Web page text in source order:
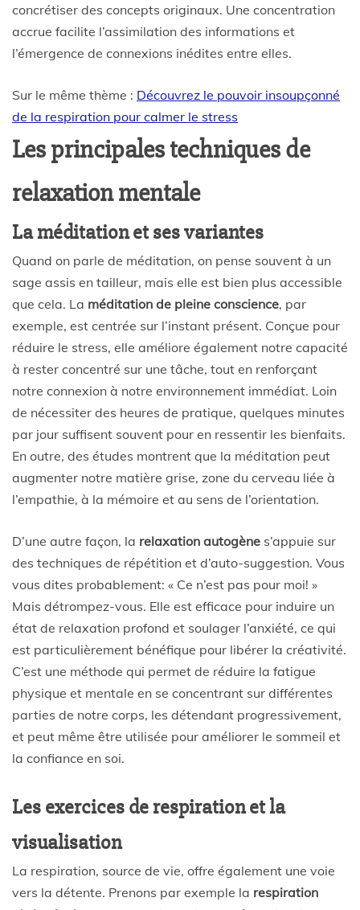
concrétiser des concepts originaux. Une concentration
accrue facilite l’assimilation des informations et
l’émergence de connexions inédites entre elles.
Sur le même thème : Découvrez le pouvoir insoupçonné
de la respiration pour calmer le stress
Les principales techniques de
relaxation mentale
La méditation et ses variantes
Quand on parle de méditation, on pense souvent à un
sage assis en tailleur, mais elle est bien plus accessible
que cela. La méditation de pleine conscience, par
exemple, est centrée sur l’instant présent. Conçue pour
réduire le stress, elle améliore également notre capacité
à rester concentré sur une tâche, tout en renforçant
notre connexion à notre environnement immédiat. Loin
de nécessiter des heures de pratique, quelques minutes
par jour suffisent souvent pour en ressentir les bienfaits.
En outre, des études montrent que la méditation peut
augmenter notre matière grise, zone du cerveau liée à
l’empathie, à la mémoire et au sens de l’orientation.
D’une autre façon, la relaxation autogène s’appuie sur
des techniques de répétition et d’auto-suggestion. Vous
vous dites probablement: « Ce n’est pas pour moi! »
Mais détrompez-vous. Elle est efficace pour induire un
état de relaxation profond et soulager l’anxiété, ce qui
est particulièrement bénéfique pour libérer la créativité.
C’est une méthode qui permet de réduire la fatigue
physique et mentale en se concentrant sur différentes
parties de notre corps, les détendant progressivement,
et peut même être utilisée pour améliorer le sommeil et
la confiance en soi.
Les exercices de respiration et la
visualisation
La respiration, source de vie, offre également une voie
vers la détente. Prenons par exemple la respiration